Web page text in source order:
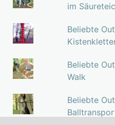
im
Beliebte
Beliebte
Walk
Beliebte